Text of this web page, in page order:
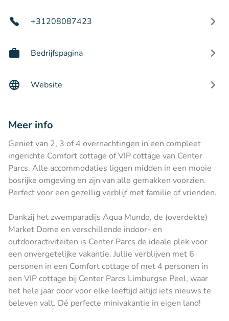
+31208087423
Bedrijfspagina
Website
Meer info
Geniet van 2, 3 of 4 overnachtingen in een compleet
ingerichte Comfort cottage of VIP cottage van Center
Parcs. Alle accommodaties liggen midden in een mooie
bosrijke omgeving en zijn van alle gemakken voorzien.
Perfect voor een gezellig verblijf met familie of vrienden.
Dankzij het zwemparadijs Aqua Mundo, de (overdekte)
Market Dome en verschillende indoor- en
outdooractiviteiten is Center Parcs de ideale plek voor
een onvergetelijke vakantie. Jullie verblijven met 6
personen in een Comfort cottage of met 4 personen in
een VIP cottage bij Center Parcs Limburgse Peel, waar
het hele jaar door voor elke leeftijd altijd iets nieuws te
beleven valt. Dé perfecte minivakantie in eigen land!